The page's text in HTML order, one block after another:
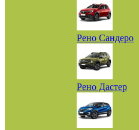
Рено Сандеро
Рено Дастер